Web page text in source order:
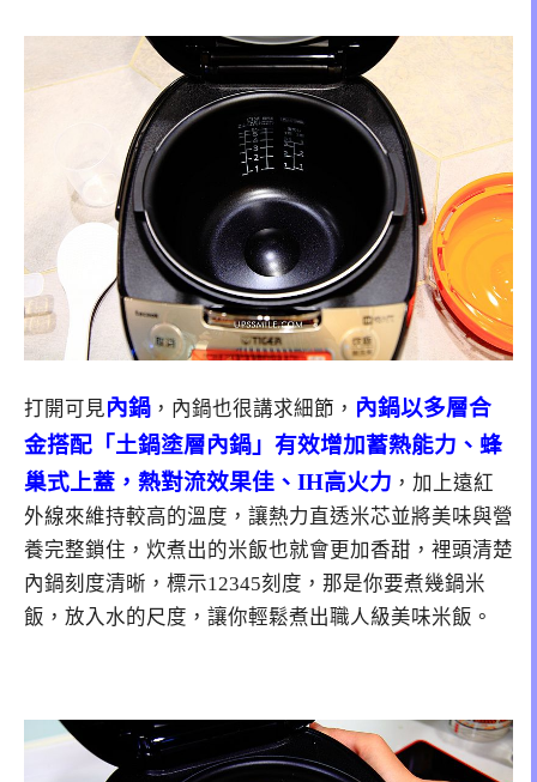
打開可見內鍋 ，內鍋也很講求細節， 內鍋以多層合
金搭配「土鍋塗層內鍋」有效增加蓄熱能力、蜂
巢式上蓋，熱對流效果佳、IH高火力 ，加上遠紅
外線來維持較高的溫度，讓熱力直透米芯並將美味與營
養完整鎖住，炊煮出的米飯也就會更加香甜，裡頭清楚
內鍋刻度清晰，標示12345刻度，那是你要煮幾鍋米
飯，放入水的尺度，讓你輕鬆煮出職人級美味米飯。